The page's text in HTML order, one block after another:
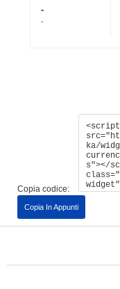
Copia codice:
Copia In Appunti